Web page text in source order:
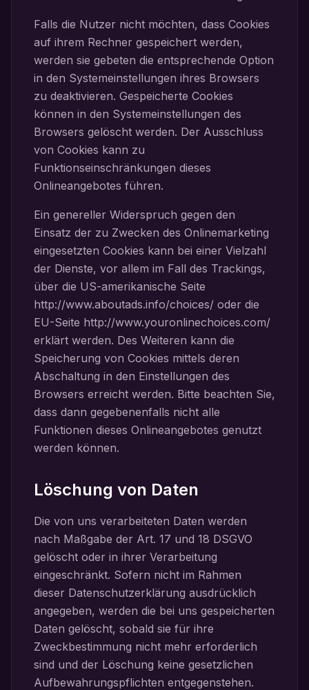
Falls die Nutzer nicht möchten, dass Cookies
auf ihrem Rechner gespeichert werden,
werden sie gebeten die entsprechende Option
in den Systemeinstellungen ihres Browsers
zu deaktivieren. Gespeicherte Cookies
können in den Systemeinstellungen des
Browsers gelöscht werden. Der Ausschluss
von Cookies kann zu
Funktionseinschränkungen dieses
Onlineangebotes führen.
Ein genereller Widerspruch gegen den
Einsatz der zu Zwecken des Onlinemarketing
eingesetzten Cookies kann bei einer Vielzahl
der Dienste, vor allem im Fall des Trackings,
über die US-amerikanische Seite
http://www.aboutads.info/choices/ oder die
EU-Seite http://www.youronlinechoices.com/
erklärt werden. Des Weiteren kann die
Speicherung von Cookies mittels deren
Abschaltung in den Einstellungen des
Browsers erreicht werden. Bitte beachten Sie,
dass dann gegebenenfalls nicht alle
Funktionen dieses Onlineangebotes genutzt
werden können.
Löschung von Daten
Die von uns verarbeiteten Daten werden
nach Maßgabe der Art. 17 und 18 DSGVO
gelöscht oder in ihrer Verarbeitung
eingeschränkt. Sofern nicht im Rahmen
dieser Datenschutzerklärung ausdrücklich
angegeben, werden die bei uns gespeicherten
Daten gelöscht, sobald sie für ihre
Zweckbestimmung nicht mehr erforderlich
sind und der Löschung keine gesetzlichen
Aufbewahrungspflichten entgegenstehen.